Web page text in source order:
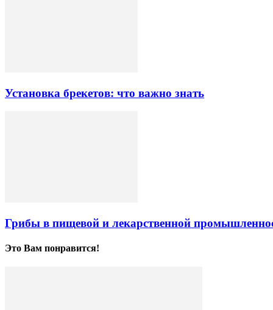
Установка брекетов: что важно знать
Грибы в пищевой и лекарственной
Это Вам понравится!